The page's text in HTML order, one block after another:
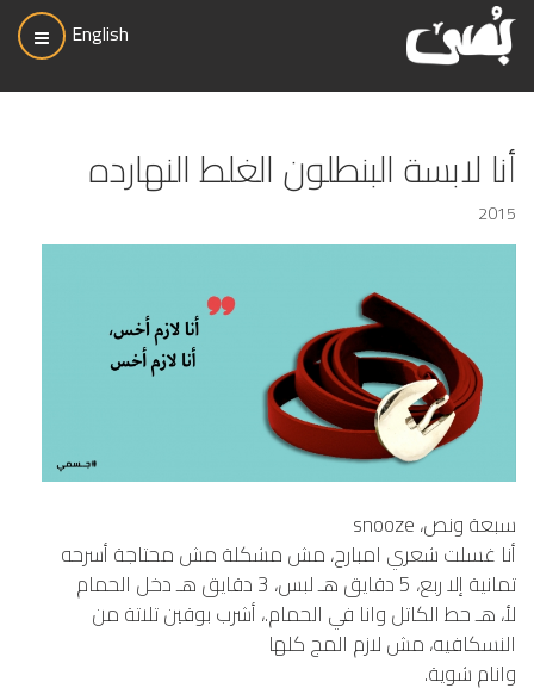
English
أنا لابسة البنطلون الغلط النهارده
2015
سبعة ونص، snooze
أنا غسلت شعري امبارح، مش مشكلة مش محتاجة أسرحه
تمانية إلا ربع، 5 دقايق هـ لبس، 3 دقايق هـ دخل الحمام
لأ، هـ حط الكاتل وانا في الحمام.، أشرب بوقين تلاتة من
النسكافيه، مش لازم المج كلها
وانام شوية.